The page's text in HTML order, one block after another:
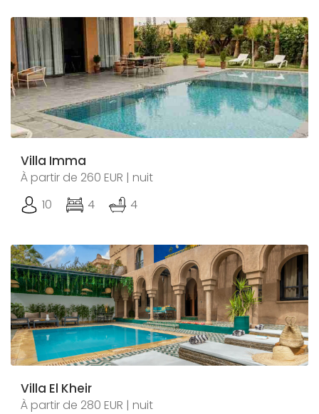
Villa Imma
À partir de 260 EUR | nuit
10
4 4
Villa El Kheir
À partir de 280 EUR | nuit